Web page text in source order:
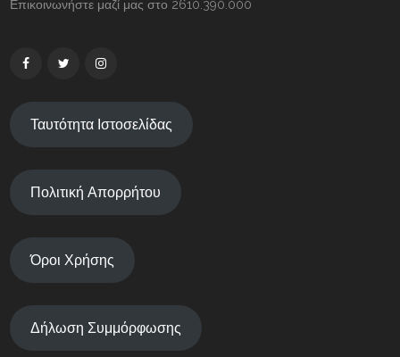
Επικοινωνήστε μαζί μας στο 2610.390.000
Ταυτότητα Ιστοσελίδας
Πολιτική Απορρήτου
Όροι Χρήσης
Δήλωση Συμμόρφωσης